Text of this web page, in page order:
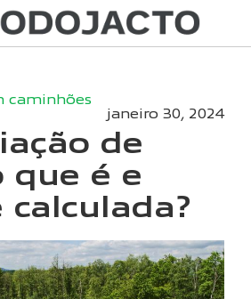
caminhões
janeiro 30, 2024
de
que é e
calculada?